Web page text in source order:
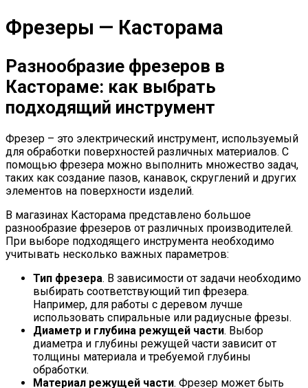
Фрезеры — Касторама
Разнообразие фрезеров в
Кастораме: как выбрать
подходящий инструмент
Фрезер – это электрический инструмент, используемый
для обработки поверхностей различных материалов. С
помощью фрезера можно выполнить множество задач,
таких как создание пазов, канавок, скруглений и других
элементов на поверхности изделий.
В магазинах Касторама представлено большое
разнообразие фрезеров от различных производителей.
При выборе подходящего инструмента необходимо
учитывать несколько важных параметров:
Тип фрезера. В зависимости от задачи необходимо
выбирать соответствующий тип фрезера.
Например, для работы с деревом лучше
использовать спиральные или радиусные фрезы.
Диаметр и глубина режущей части. Выбор
диаметра и глубины режущей части зависит от
толщины материала и требуемой глубины
обработки.
Материал режущей части. Фрезер может быть